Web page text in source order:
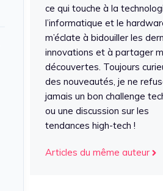
ce qui touche à la
l’informatique et le
m’éclate à bidouiller les
innovations et à partager
découvertes. Toujours
des nouveautés, je ne
jamais un bon challenge
ou une discussion sur les
tendances high-tech !
Articles du même auteur